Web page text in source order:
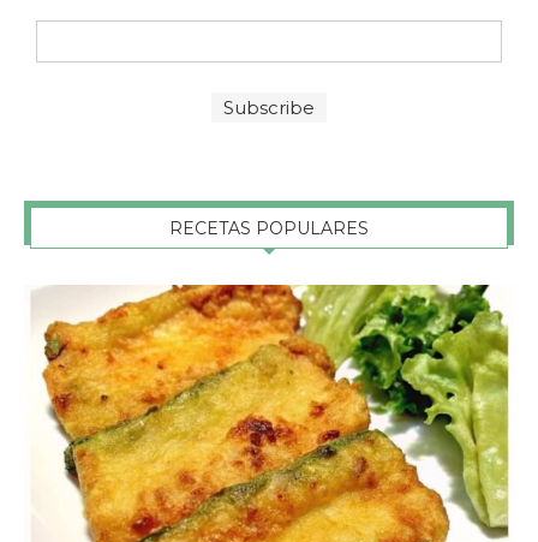
RECETAS POPULARES